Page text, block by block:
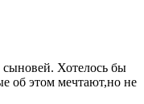
сыновей. Хотелось бы
об этом мечтают,но не